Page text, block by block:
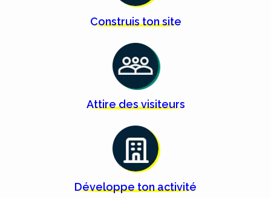
Construis tonsite
Attire desvisiteurs
Développe tonactivité